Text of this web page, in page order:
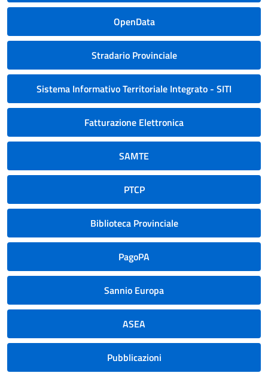
OpenData
Stradario Provinciale
Sistema Informativo Territoriale Integrato - SITI
Fatturazione Elettronica
SAMTE
PTCP
Biblioteca Provinciale
PagoPA
Sannio Europa
ASEA
Pubblicazioni